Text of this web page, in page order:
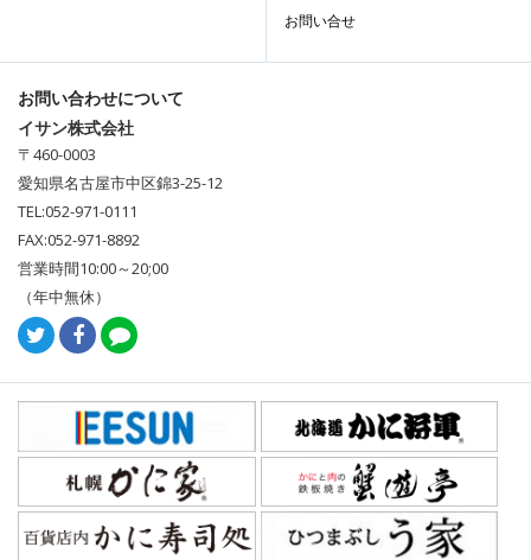
お問い合せ
お問い合わせについて
イサン株式会社
〒460-0003
愛知県名古屋市中区錦3-25-12
TEL:052-971-0111
FAX:052-971-8892
営業時間10:00～20;00
（年中無休）